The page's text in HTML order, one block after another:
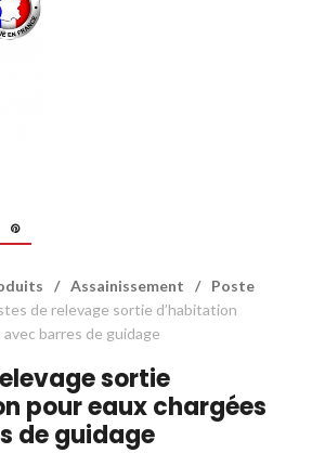
/ Assainissement /
Poste
de relevage sortie d’habitation
barres de guidage
sortie
pour eaux chargées
de guidage